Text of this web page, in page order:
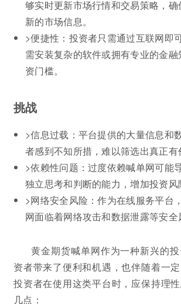
够实时更新市场行情和交易策略，
新的市场信息。
>便捷性：投资者只需通过互联网即
需安装复杂的软件或拥有专业的金
资门槛。
挑战
>信息过载：平台提供的大量信息和
者感到不知所措，难以筛选出真正有
>依赖性问题：过度依赖喊单网可能
独立思考和判断的能力，增加投资风
>网络安全风险：作为在线服务平台
网面临着网络攻击和数据泄露等安全
黄金期货喊单网作为一种新兴的
资者带来了便利和机遇，也伴随着一定
投资者在使用这类平台时，应保持理
几点：